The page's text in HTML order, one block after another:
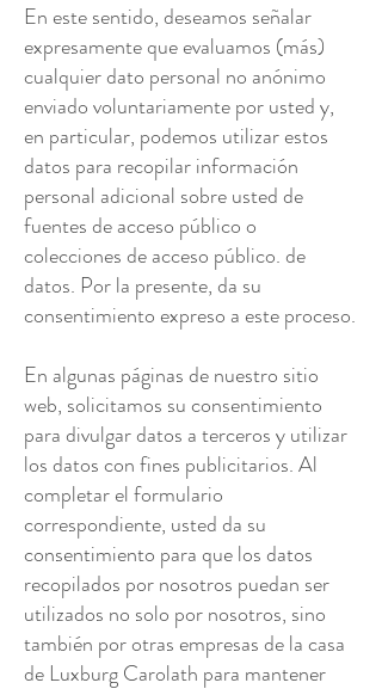
En este sentido, deseamos señalar
expresamente que evaluamos (más)
cualquier dato personal no anónimo
enviado voluntariamente por usted y,
en particular, podemos utilizar estos
datos para recopilar información
personal adicional sobre usted de
fuentes de acceso público o
colecciones de acceso público. de
datos. Por la presente, da su
consentimiento expreso a este proceso.
En algunas páginas de nuestro sitio
web, solicitamos su consentimiento
para divulgar datos a terceros y utilizar
los datos con fines publicitarios. Al
completar el formulario
correspondiente, usted da su
consentimiento para que los datos
recopilados por nosotros puedan ser
utilizados no solo por nosotros, sino
también por otras empresas de la casa
de Luxburg Carolath para mantener